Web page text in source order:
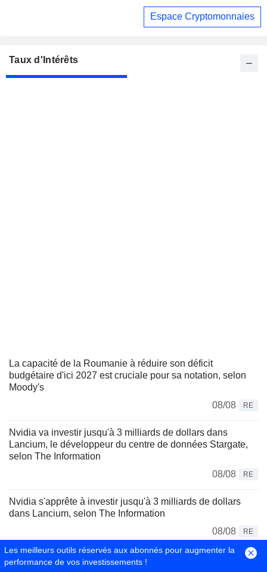
Espace Cryptomonnaies
Taux d'Intérêts
La capacité de la Roumanie à réduire son déficit
budgétaire d'ici 2027 est cruciale pour sa notation, selon
Moody's
08/08
RE
Nvidia va investir jusqu'à 3 milliards de dollars dans
Lancium, le développeur du centre de données Stargate,
selon The Information
08/08
RE
Nvidia s'apprête à investir jusqu'à 3 milliards de dollars
dans Lancium, selon The Information
08/08
RE
Le Brésil durcit les transferts de cryptomonnaies pour
Les meilleurs outils réservés aux abonnés pour augmenter la
performance de vos investissements !